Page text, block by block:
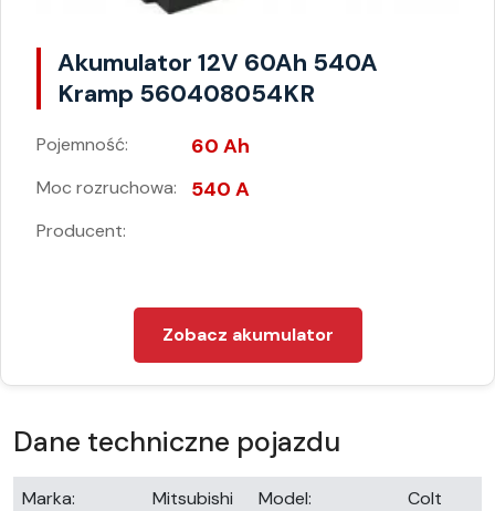
Akumulator 12V 60Ah 540A
Kramp 560408054KR
Pojemność: 60 Ah
Moc rozruchowa: 540 A
Producent:
Zobacz akumulator
Dane techniczne pojazdu
Marka: Mitsubishi Model: Colt